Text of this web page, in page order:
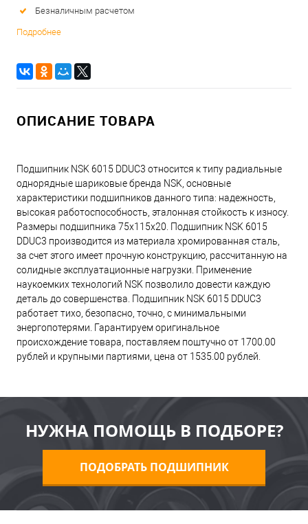
Безналичным расчетом
Подробнее
ОПИСАНИЕ ТОВАРА
Подшипник NSK 6015 DDUC3 относится к типу радиальные
однорядные шариковые бренда NSK, основные
характеристики подшипников данного типа: надежность,
высокая работоспособность, эталонная стойкость к износу.
Размеры подшипника 75x115x20. Подшипник NSK 6015
DDUC3 производится из материала хромированная сталь,
за счет этого имеет прочную конструкцию, рассчитанную на
солидные эксплуатационные нагрузки. Применение
наукоемких технологий NSK позволило довести каждую
деталь до совершенства. Подшипник NSK 6015 DDUC3
работает тихо, безопасно, точно, с минимальными
энергопотерями. Гарантируем оригинальное
происхождение товара, поставляем поштучно от 1700.00
рублей и крупными партиями, цена от 1535.00 рублей.
НУЖНА ПОМОЩЬ В ПОДБОРЕ?
ПОДОБРАТЬ ПОДШИПНИК